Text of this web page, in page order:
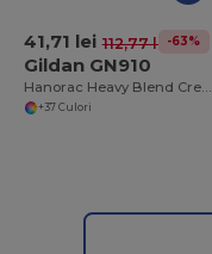
41,71 lei 112,77 lei-63%
Gildan GN910
Hanorac Heavy Blend Crewneck
+37 Culori